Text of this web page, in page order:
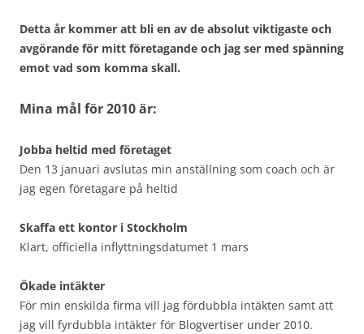
Detta år kommer att bli en av de absolut viktigaste och
avgörande för mitt företagande och jag ser med spänning
emot vad som komma skall.
Mina mål för 2010 är:
Jobba heltid med företaget
Den 13 januari avslutas min anställning som coach och är
jag egen företagare på heltid
Skaffa ett kontor i Stockholm
Klart, officiella inflyttningsdatumet 1 mars
Ökade intäkter
För min enskilda firma vill jag fördubbla intäkten samt att
jag vill fyrdubbla intäkter för Blogvertiser under 2010.